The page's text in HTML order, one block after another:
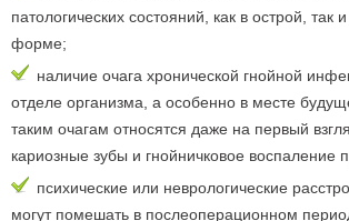
патологических состояний, как в острой, так
форме;
наличие очага хронической гнойной
отделе организма, а особенно в месте
таким очагам относятся даже на первый
кариозные зубы и гнойничковое воспаление
психические или неврологические
могут помешать в послеоперационном